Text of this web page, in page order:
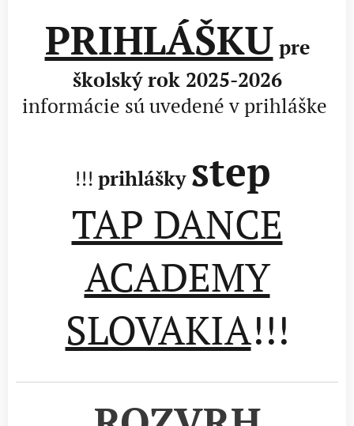
PRIHLÁŠKU pre
školský rok 2025-2026
informácie sú uvedené v prihláške
!!! prihlášky step
TAP DANCE
ACADEMY
SLOVAKIA!!!